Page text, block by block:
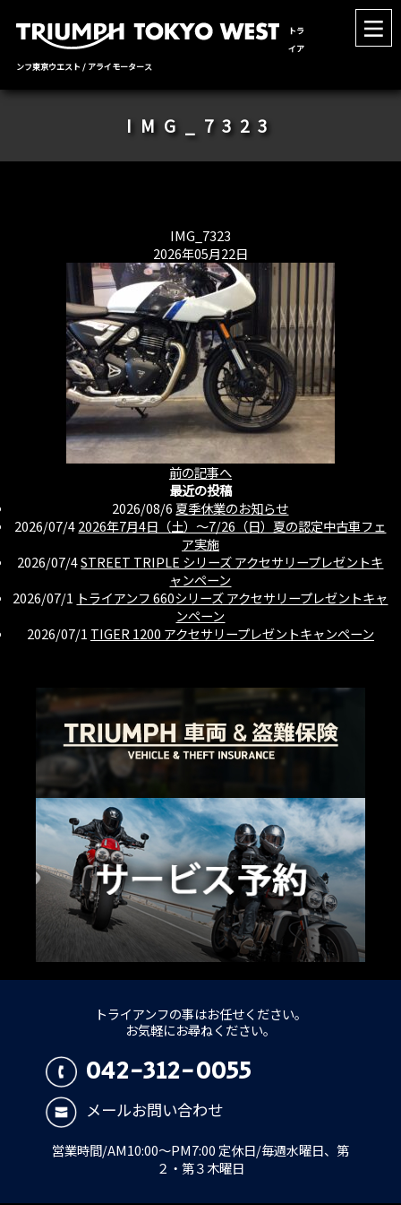
トラ
イア
ンフ東京ウエスト / アライモータース
IMG_7323
IMG_7323
2026年05月22日
前の記事へ
最近の投稿
2026/08/6 夏季休業のお知らせ
2026/07/42026年7月4日（土）〜7/26（日）夏の認定中古車フェ
ア実施
2026/07/4STREET TRIPLE シリーズ アクセサリープレゼントキ
ャンペーン
2026/07/1 トライアンフ 660シリーズ アクセサリープレゼントキャ
ンペーン
2026/07/1 TIGER 1200 アクセサリープレゼントキャンペーン
トライアンフの事はお任せください。
お気軽にお尋ねください。
042-312-0055
メールお問い合わせ
営業時間/AM10:00～PM7:00 定休日/毎週水曜日、第
２・第３木曜日